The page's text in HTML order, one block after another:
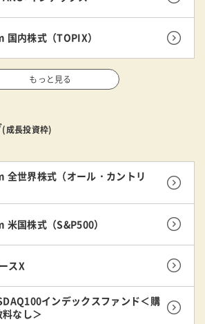
内株式（TOPIX）
もっと見る
(成長投資枠)
全世界株式（オール・カントリ
国株式（S&P500）
スX
インデックスファンド＜購
なし＞